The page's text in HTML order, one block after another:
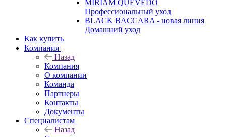
MIRIAM QUEVEDO
Профессиональный уход
BLACK BACCARA - новая линия
Домашний уход
Как купить
Компания
Назад
Компания
О компании
Команда
Партнеры
Контакты
Документы
Специалистам
Назад